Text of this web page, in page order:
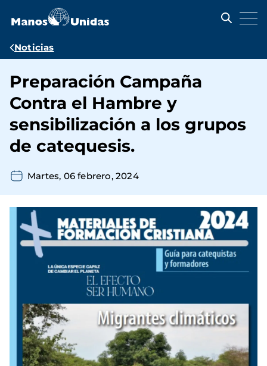
contenido
Ruta
navegación
Noticias
Preparación Campaña
Contra el Hambre y
sensibilización a los grupos
de catequesis.
Martes, 06 febrero, 2024